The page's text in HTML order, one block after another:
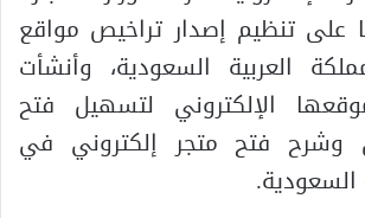
على تنظيم إصدار تراخيص مواقع
العربية السعودية، وأنشأت
الإلكتروني لتسهيل فتح
وشرح فتح متجر إلكتروني في
السعودية.